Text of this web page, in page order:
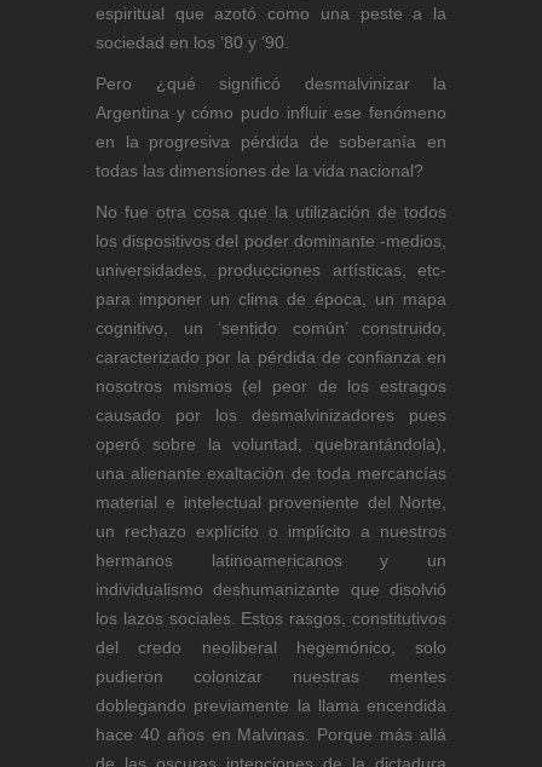
espiritual que azotó como una peste a la
sociedad en los ’80 y ’90.
Pero ¿qué significó desmalvinizar la
Argentina y cómo pudo influir ese fenómeno
en la progresiva pérdida de soberanía en
todas las dimensiones de la vida nacional?
No fue otra cosa que la utilización de todos
los dispositivos del poder dominante -medios,
universidades, producciones artísticas, etc-
para imponer un clima de época, un mapa
cognitivo, un ‘sentido común’ construido,
caracterizado por la pérdida de confianza en
nosotros mismos (el peor de los estragos
causado por los desmalvinizadores pues
operó sobre la voluntad, quebrantándola),
una alienante exaltación de toda mercancías
material e intelectual proveniente del Norte,
un rechazo explícito o implícito a nuestros
hermanos latinoamericanos y un
individualismo deshumanizante que disolvió
los lazos sociales. Estos rasgos, constitutivos
del credo neoliberal hegemónico, solo
pudieron colonizar nuestras mentes
doblegando previamente la llama encendida
hace 40 años en Malvinas. Porque más allá